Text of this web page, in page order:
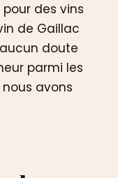
des vins
de Gaillac
doute
parmi les
nous avons